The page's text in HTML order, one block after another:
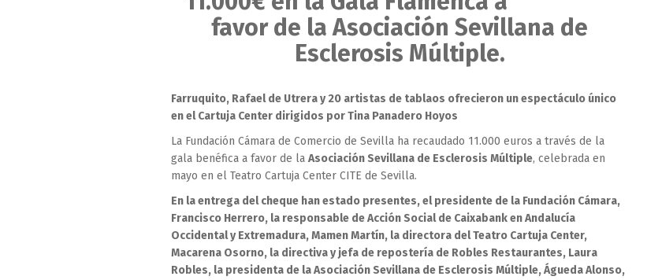
favor de la Asociación Sevillana de
Esclerosis Múltiple.
Farruquito, Rafael de Utrera y 20 artistas de tablaos ofrecieron un espectáculo único
en el Cartuja Center dirigidos por Tina Panadero Hoyos
La Fundación Cámara de Comercio de Sevilla ha recaudado 11.000 euros a través de la
gala benéfica a favor de la Asociación Sevillana de Esclerosis Múltiple, celebrada en
mayo en el Teatro Cartuja Center CITE de Sevilla.
En la entrega del cheque han estado presentes, el presidente de la Fundación Cámara,
Francisco Herrero, la responsable de Acción Social de Caixabank en Andalucía
Occidental y Extremadura, Mamen Martín, la directora del Teatro Cartuja Center,
Macarena Osorno, la directiva y jefa de repostería de Robles Restaurantes, Laura
Robles, la presidenta de la Asociación Sevillana de Esclerosis Múltiple, Águeda Alonso,